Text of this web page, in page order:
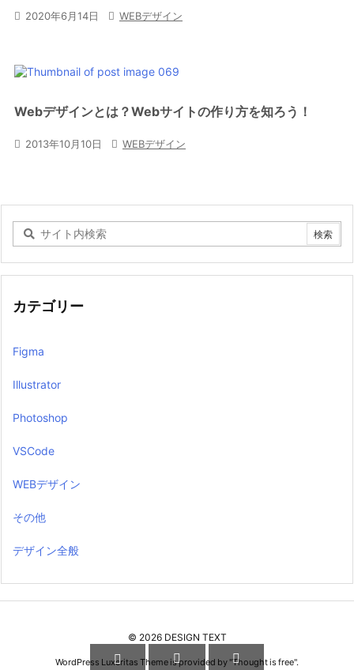
 2020年6月14日  WEBデザイン
Webデザインとは？Webサイトの作り方を知ろう！
 2013年10月10日  WEBデザイン
カテゴリー
Figma
Illustrator
Photoshop
VSCode
WEBデザイン
その他
デザイン全般
© 2026 DESIGN TEXT
WordPress Luxeritas Theme is provided by "Thought is free".
  